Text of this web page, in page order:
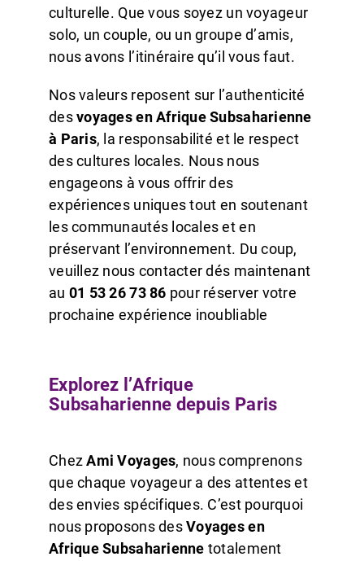
culturelle. Que vous soyez un voyageur
solo, un couple, ou un groupe d’amis,
nous avons l’itinéraire qu’il vous faut.
Nos valeurs reposent sur l’authenticité
desvoyages en Afrique Subsaharienne
à Paris, la responsabilité et le respect
des cultures locales. Nous nous
engageons à vous offrir des
expériences uniques tout en soutenant
les communautés locales et en
préservant l’environnement. Du coup,
veuillez nous contacter dés maintenant
au 01 53 26 73 86 pour réserver votre
prochaine expérience inoubliable
Explorez l’Afrique
Subsaharienne depuis Paris
ChezAmi Voyages, nous comprenons
que chaque voyageur a des attentes et
des envies spécifiques. C’est pourquoi
nous proposons desVoyages en
Afrique Subsaharienne totalement